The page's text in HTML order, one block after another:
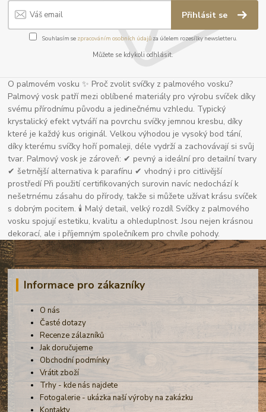
Přihlásit se
Souhlasím se zpracováním osobních údajůza účelem rozesílky newsletteru.
Můžete se kdykoli odhlásit.
O palmovém vosku ✨ Proč zvolit svíčky z palmového vosku?
Palmový vosk patří mezi oblíbené materiály pro výrobu svíček díky
svému přírodnímu původu a jedinečnému vzhledu. Typický
krystalický efekt vytváří na povrchu svíčky jemnou kresbu, díky
které je každý kus originál. Velkou výhodou je vysoký bod tání,
díky kterému svíčky hoří pomaleji, déle vydrží a zachovávají si svůj
tvar. Palmový vosk je zároveň: ✔ pevný a ideální pro detailní tvary
✔ šetrnější alternativa k parafínu ✔ vhodný i pro citlivější
prostředí Při použití certifikovaných surovin navíc nedochází k
nešetrnému zásahu do přírody, takže si můžete užívat krásu svíček
s dobrým pocitem. 🕯 Malý detail, velký rozdíl Svíčky z palmového
vosku spojují estetiku, kvalitu a ohleduplnost. Jsou nejen krásnou
dekorací, ale i příjemným společníkem pro chvíle pohody.
Informace pro zákazníky
O nás
Časté dotazy
Recenze zálazníků
Jak doručujeme
Obchodní podmínky
Vrátit zboží
Trhy - kde nás najdete
Fotogalerie - ukázka naší výroby na zakázku